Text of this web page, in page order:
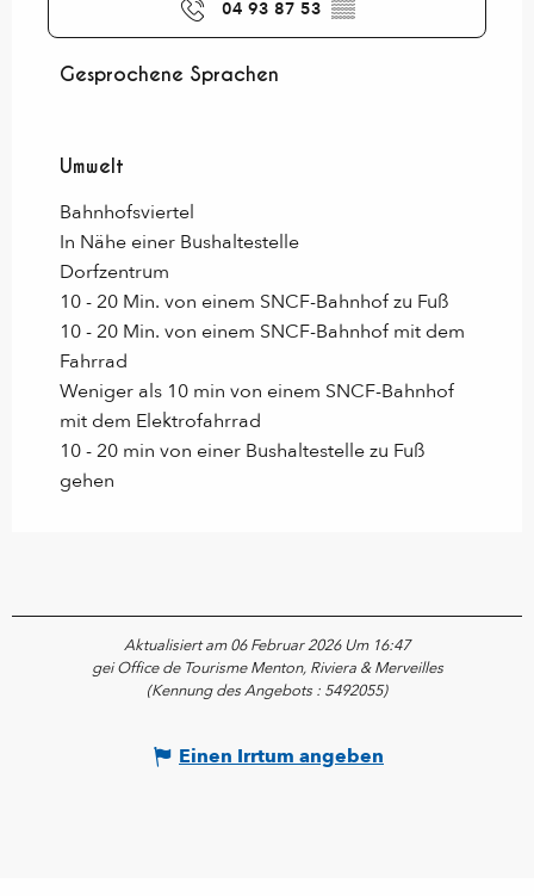
04 93 87 53 ▒▒
Gesprochene Sprachen
Gesprochene Sprachen
Umwelt
Umwelt
Bahnhofsviertel
In Nähe einer Bushaltestelle
Dorfzentrum
10 - 20 Min. von einem SNCF-Bahnhof zu Fuß
10 - 20 Min. von einem SNCF-Bahnhof mit dem
Fahrrad
Weniger als 10 min von einem SNCF-Bahnhof
mit dem Elektrofahrrad
10 - 20 min von einer Bushaltestelle zu Fuß
gehen
Aktualisiert am 06 Februar 2026 Um 16:47
gei Office de Tourisme Menton, Riviera & Merveilles
(Kennung des Angebots : 5492055)
Einen Irrtum angeben